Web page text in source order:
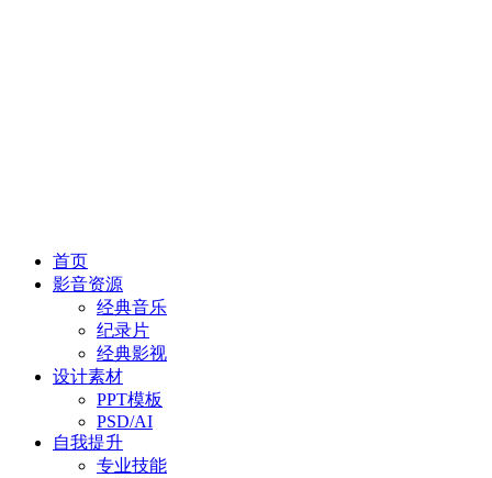
首页
影音资源
经典音乐
纪录片
经典影视
设计素材
PPT模板
PSD/AI
自我提升
专业技能